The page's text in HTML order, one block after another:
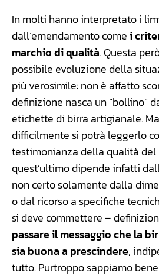
In molti hanno interpretato i
dall’emendamento comei
marchio di qualità. Questa
possibile evoluzione della
più verosimile: non è affatto
definizione nasca un “bollino”
etichette di birra artigianale.
difficilmente si potrà leggerlo
testimonianza della qualità
quest’ultimo dipende infatti
non certo solamente dalla
o dal ricorso a specifiche
si deve commettere –
passare il messaggio che la
sia buona a prescindere,
tutto. Purtroppo sappiamo